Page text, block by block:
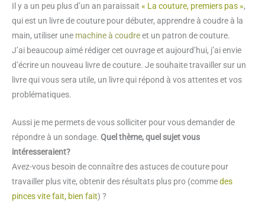
Il y a un peu plus d’un an paraissait « La couture, premiers pas »,
qui est un livre de couture pour débuter, apprendre à coudre à la
main, utiliser une machine à coudreet un patron de couture.
J’ai beaucoup aimé rédiger cet ouvrage et aujourd’hui, j’ai envie
d’écrire un nouveau livre de couture. Je souhaite travailler sur un
livre qui vous sera utile, un livre qui répond à vos attentes et vos
problématiques.
Aussi je me permets de vous solliciter pour vous demander de
répondre à un sondage. Quel thème, quel sujet vous
intéresseraient?
Avez-vous besoin de connaître des astuces de couture pour
travailler plus vite, obtenir des résultats plus pro (commedes
pinces vite fait, bien fait) ?